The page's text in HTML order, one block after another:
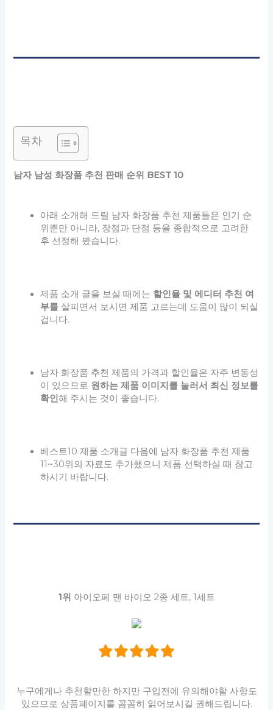
목차
남자 남성 화장품 추천 판매 순위 BEST 10
아래 소개해 드릴 남자 화장품 추천 제품들은 인기 순
위뿐만 아니라, 장점과 단점 등을 종합적으로 고려한
후 선정해 봤습니다.
제품 소개 글을 보실 때에는 할인율 및 에디터 추천 여
부를 살피면서 보시면 제품 고르는데 도움이 많이 되실
겁니다.
남자 화장품 추천 제품의 가격과 할인율은 자주 변동성
이 있으므로 원하는 제품 이미지를 눌러서 최신 정보를
확인해 주시는 것이 좋습니다.
베스트10 제품 소개글 다음에 남자 화장품 추천 제품
11~30위의 자료도 추가했으니 제품 선택하실 때 참고
하시기 바랍니다.
1위 아이오페 맨 바이오 2종 세트, 1세트
누구에게나 추천할만한 하지만 구입전에 유의해야할 사항도
있으므로 상품페이지를 꼼꼼히 읽어보시길 권해드립니다.